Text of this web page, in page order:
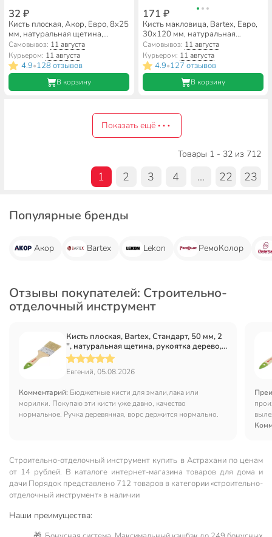
32 ₽
Кисть плоская, Акор, Евро, 8х25
мм, натуральная щетина,
рукоятка пластик, 120 08 025
Самовывоз: 11 августа
Курьером: 11 августа
4.9•128 отзывов
В корзину
171 ₽
Кисть макловица, Bartex, Евро,
30х120 мм, натуральная
щетина, 38 мм, рукоятка
пластик, 1117811
Самовывоз: 11 августа
Курьером: 11 августа
4.9•127 отзывов
В корзину
Показать ещё
Товары 1 - 32 из 712
1 2 3 4 ... 22 23
Популярные бренды
Акор Bartex Lekon РемоКолор
Отзывы покупателей: Строительно-
отделочный инструмент
Кисть плоская, Bartex, Стандарт, 50 мм, 2
'', натуральная щетина, рукоятка дерево,
1117120
Евгений, 05.08.2026
Комментарий: Бюджетные кисти для эмали,лака или
морилки. Покупаю эти кисти уже давно, качество
нормальное. Ручка деревянная, ворс держится нормально.
Строительно-отделочный инструмент купить в Астрахани по ценам
от 14 рублей. В каталоге интернет-магазина товаров для дома и
дачи Порядок представлено 712 товаров в категории «строительно-
отделочный инструмент» в наличии
Наши преимущества: